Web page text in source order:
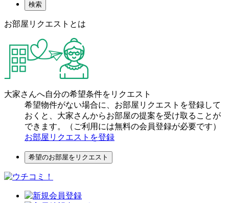
検索
お部屋リクエストとは
大家さんへ自分の希望条件をリクエスト
希望物件がない場合に、お部屋リクエストを登録して
おくと、大家さんからお部屋の提案を受け取ることが
できます。（ご利用には無料の会員登録が必要です）
お部屋リクエストを登録
希望のお部屋をリクエスト